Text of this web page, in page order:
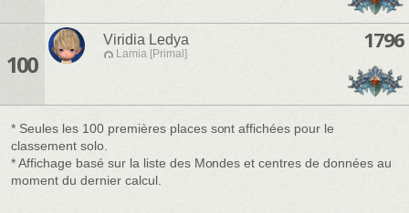
100
Viridia Ledya
Lamia [Primal]
1796
* Seules les 100 premières places sont affichées pour le
classement solo.
* Affichage basé sur la liste des Mondes et centres de données au
moment du dernier calcul.